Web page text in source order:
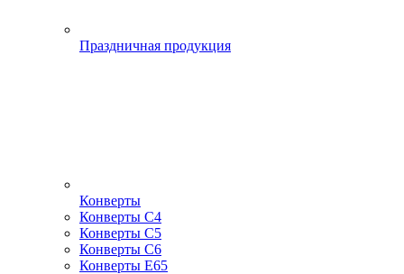
Праздничная продукция
Конверты
Конверты С4
Конверты С5
Конверты С6
Конверты Е65